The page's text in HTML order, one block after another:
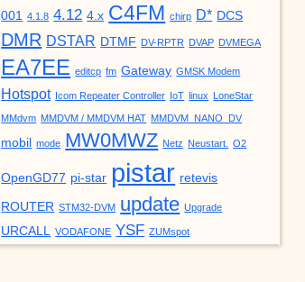
001 4.1.8 4.12 4.x C4FM chirp D* DCS
DMR DSTAR DTMF DV-RPTR DVAP DVMEGA
EA7EE editcp fm Gateway GMSK Modem
Hotspot Icom Repeater Controller IoT linux LoneStar
MMdvm MMDVM / MMDVM HAT MMDVM_NANO_DV
mobil mode MW0MWZ Netz Neustart. O2
OpenGD77 pi-star pistar retevis
ROUTER STM32-DVM update Upgrade
URCALL VODAFONE YSF ZUMspot